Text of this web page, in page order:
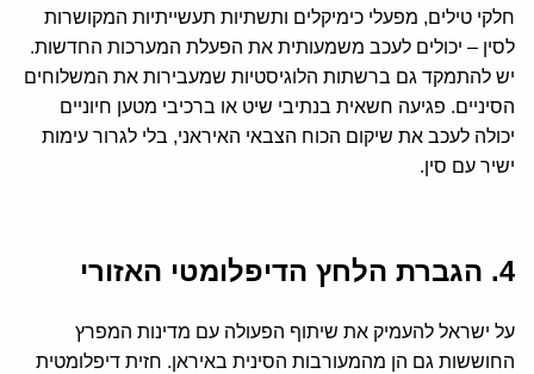
חלקי טילים, מפעלי כימיקלים ותשתיות תעשייתיות המקושרות
לסין – יכולים לעכב משמעותית את הפעלת המערכות החדשות.
יש להתמקד גם ברשתות הלוגיסטיות שמעבירות את המשלוחים
הסיניים. פגיעה חשאית בנתיבי שיט או ברכיבי מטען חיוניים
יכולה לעכב את שיקום הכוח הצבאי האיראני, בלי לגרור עימות
ישיר עם סין.
4. הגברת הלחץ הדיפלומטי האזורי
על ישראל להעמיק את שיתוף הפעולה עם מדינות המפרץ
החוששות גם הן מהמעורבות הסינית באיראן. חזית דיפלומטית